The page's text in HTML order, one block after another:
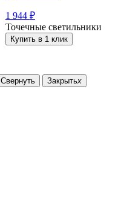
1 944 ₽
Точечные светильники
Купить в 1 клик
Свернуть Закрытьx